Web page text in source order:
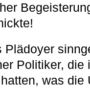
Plädoyer
Politiker, die
was die